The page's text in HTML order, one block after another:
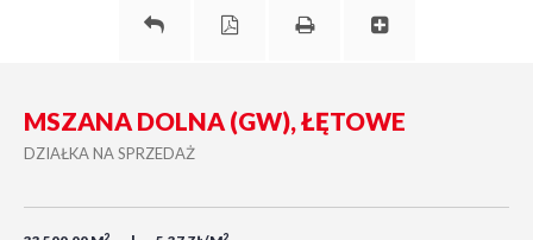
MSZANA DOLNA (GW), ŁĘTOWE
DZIAŁKA NA SPRZEDAŻ
2 2